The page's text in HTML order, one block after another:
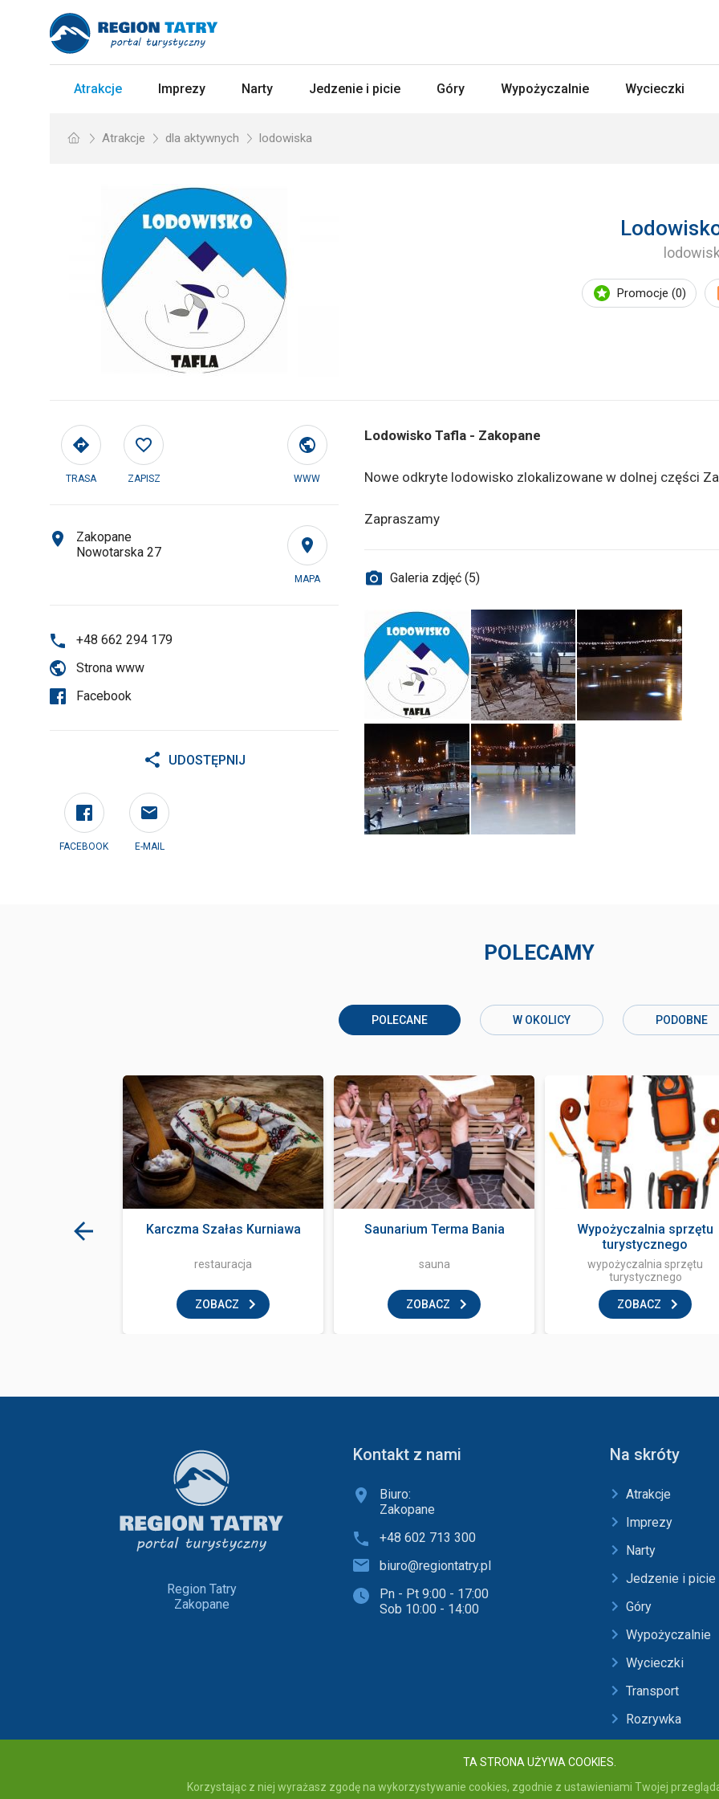
Atrakcje Imprezy Narty Jedzenie i picie Góry Wypożyczalnie Wycieczki
Atrakcje dla aktywnych lodowiska
Promocje (0)
TRASA ZAPISZ WWW
MAPA
Zakopane
Nowotarska 27
+48 662 294 179
Strona www
Facebook
UDOSTĘPNIJ
FACEBOOK E-MAIL
Lodowisko Tafla - Zakopane
Nowe odkryte lodowisko zlokalizowane w dolnej części
Zapraszamy
Galeria zdjęć (5)
POLECAMY
POLECANE W OKOLICY PODOBNE
Karczma Szałas Kurniawa
restauracja
ZOBACZ
Saunarium Terma Bania
sauna
ZOBACZ
Wypożyczalnia sprzętu
turystycznego
wypożyczalnia sprzętu
turystycznego
ZOBACZ
Region Tatry
Zakopane
Kontakt z nami
Biuro:
Zakopane
+48 602 713 300
biuro@regiontatry.pl
Pn - Pt 9:00 - 17:00
Sob 10:00 - 14:00
Na skróty
Atrakcje
Imprezy
Narty
Jedzenie i picie
Góry
Wypożyczalnie
Wycieczki
Transport
Rozrywka
TA STRONA UŻYWA COOKIES.
Korzystając z niej wyrażasz zgodę na wykorzystywanie cookies, zgodnie z ustawieniami Twojej